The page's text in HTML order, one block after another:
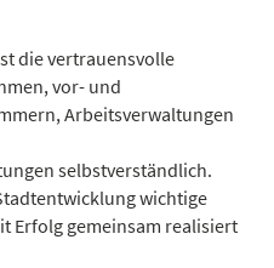
die vertrauensvolle
vor- und
Arbeitsverwaltungen
selbstverständlich.
wichtige
Erfolg gemeinsam realisiert